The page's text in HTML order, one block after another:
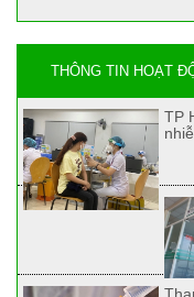
THÔNG TIN HOẠT
TP